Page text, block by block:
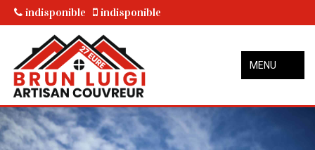
indisponible indisponible
MENU